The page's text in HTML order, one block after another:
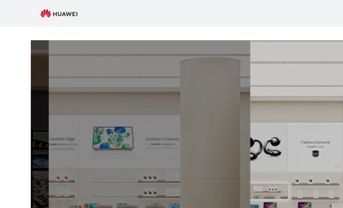
Autorizada
Experiencia